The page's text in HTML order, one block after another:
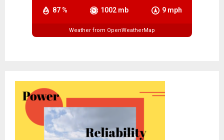
87 % 1002 mb 9 mph
Weather from OpenWeatherMap